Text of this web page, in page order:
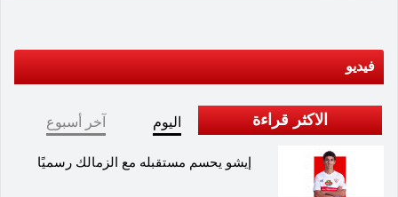
فيديو
الاكثر قراءة اليوم آخر أسبوع
إيشو يحسم مستقبله مع الزمالك رسميًا